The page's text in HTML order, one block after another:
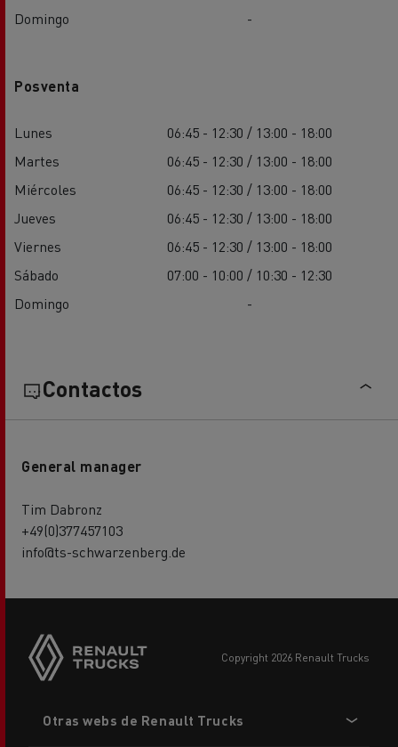
Domingo
-
Posventa
Lunes
06:45 - 12:30 / 13:00 - 18:00
Martes
06:45 - 12:30 / 13:00 - 18:00
Miércoles
06:45 - 12:30 / 13:00 - 18:00
Jueves
06:45 - 12:30 / 13:00 - 18:00
Viernes
06:45 - 12:30 / 13:00 - 18:00
Sábado
07:00 - 10:00 / 10:30 - 12:30
Domingo
-
Contactos
General manager
Tim Dabronz
+49(0)377457103
info@ts-schwarzenberg.de
copyright 2026 Renault Trucks
menu
Otras webs de Renault Trucks